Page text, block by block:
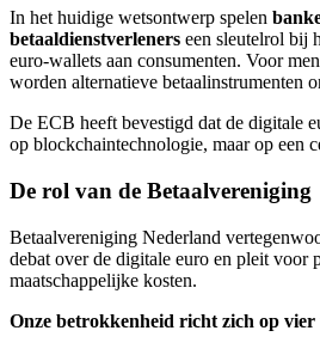
In het huidige wetsontwerp spelen
betaaldienstverleners een sleutelrol bij
euro-wallets aan consumenten. Voor
worden alternatieve betaalinstrumenten
De ECB heeft bevestigd dat de digitale
op blockchaintechnologie, maar op een
De rol van de Betaalvereniging
Betaalvereniging Nederland
debat over de digitale euro en pleit voor
maatschappelijke kosten.
Onze betrokkenheid richt zich op vier